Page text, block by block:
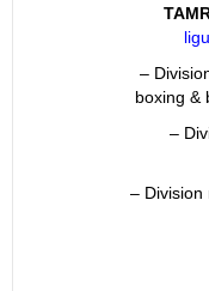
–
boxing &
–
–